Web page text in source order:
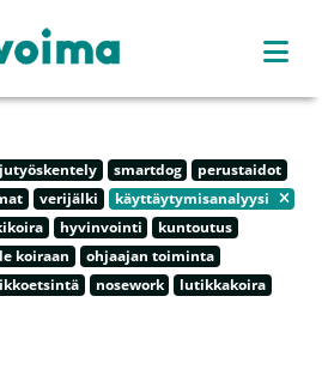
smartdog
perustaidot
verijälki
käyttäytymisanalyysi
hyvinvointi
kuntoutus
koiraan
ohjaajan toiminta
nosework
lutikkakoira